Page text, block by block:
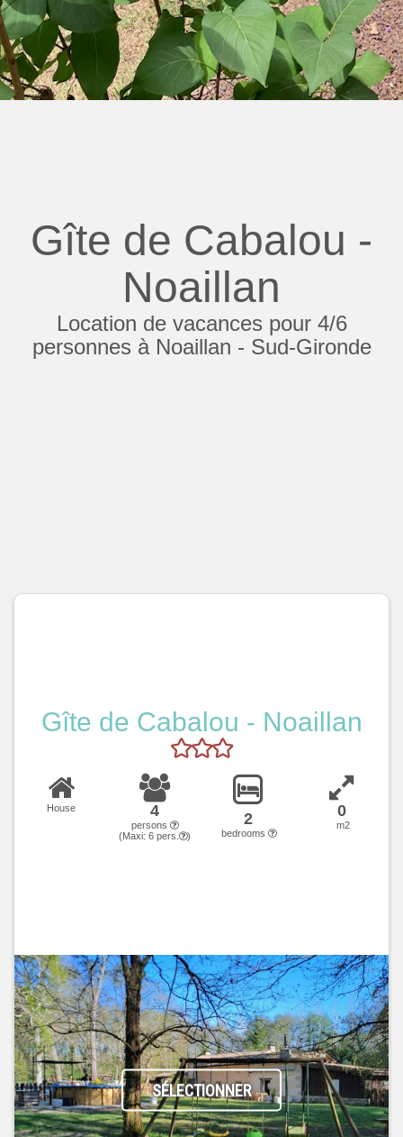
Gîte de Cabalou -
Noaillan
Location de vacances pour 4/6
personnes à Noaillan - Sud-Gironde
Gîte de Cabalou - Noaillan
House 4
persons
(Maxi: 6 pers. )
2
bedrooms
0
m2
SÉLECTIONNER